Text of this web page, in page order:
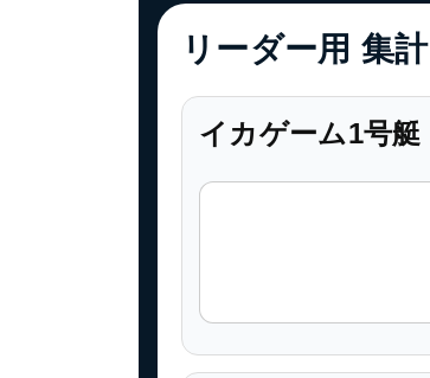
リーダー用 集計
イカゲーム1号艇